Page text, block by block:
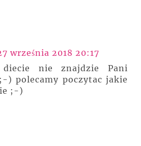
września 2018 20:17
nie znajdzie Pani
) polecamy poczytac jakie
;-)